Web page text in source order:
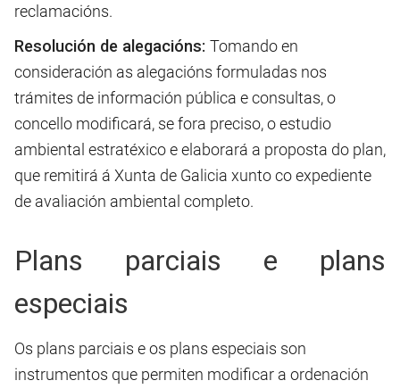
reclamacións.
Resolución de alegacións: Tomando en
consideración as alegacións formuladas nos
trámites de información pública e consultas, o
concello modificará, se fora preciso, o estudio
ambiental estratéxico e elaborará a proposta do plan,
que remitirá á Xunta de Galicia xunto co expediente
de avaliación ambiental completo.
Plans parciais e plans
especiais
Os plans parciais e os plans especiais son
instrumentos que permiten modificar a ordenación